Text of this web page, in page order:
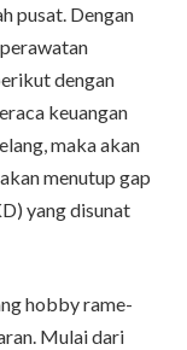
pusat. Dengan
dengan
keuangan
maka akan
menutup gap
yang disunat
hobby rame-
Mulai dari